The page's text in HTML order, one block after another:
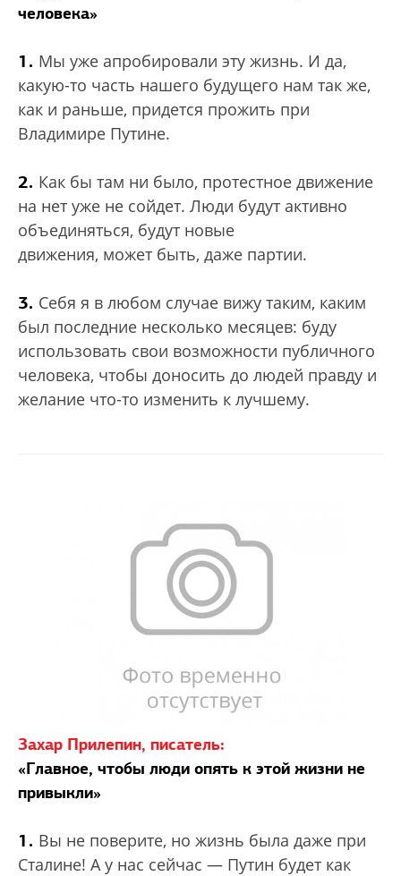
человека»
1. Мы уже апробировали эту жизнь. И да,
какую-то часть нашего будущего нам так же,
как и раньше, придется прожить при
Владимире Путине.
2. Как бы там ни было, протестное движение
на нет уже не сойдет. Люди будут активно
объединяться, будут новые
движения, может быть, даже партии.
3. Себя я в любом случае вижу таким, каким
был последние несколько месяцев: буду
использовать свои возможности публичного
человека, чтобы доносить до людей правду и
желание что-то изменить к лучшему.
Захар Прилепин, писатель:
«Главное, чтобы люди опять к этой жизни не
привыкли»
1. Вы не поверите, но жизнь была даже при
Сталине! А у нас сейчас — Путин будет как